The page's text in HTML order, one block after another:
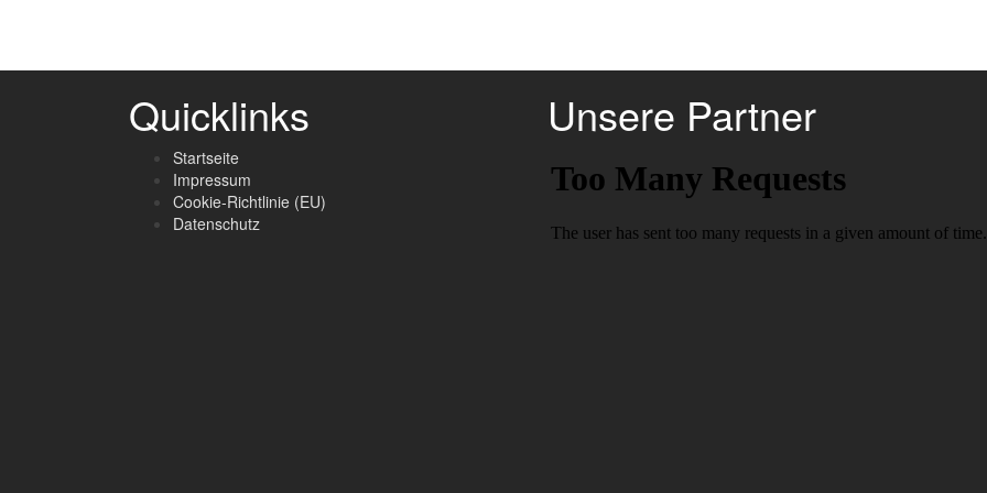
Quicklinks
Startseite
Impressum
Cookie-Richtlinie (EU)
Datenschutz
Unsere Partner